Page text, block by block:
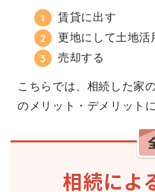
賃貸に出す
更地にして土地活
売却する
こちらでは、相続した家
のメリット・デメリット